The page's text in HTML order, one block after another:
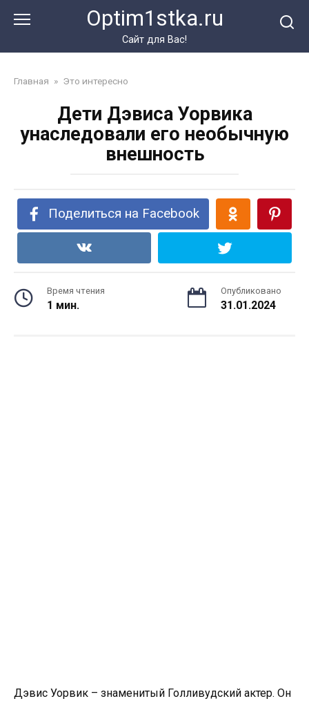
Optim1stka.ru
Сайт для Вас!
Главная » Это интересно
Дети Дэвиса Уорвика
унаследовали его необычную
внешность
Поделиться на Facebook
Время чтения
1 мин.
Опубликовано
31.01.2024
Дэвис Уорвик – знаменитый Голливудский актер. Он